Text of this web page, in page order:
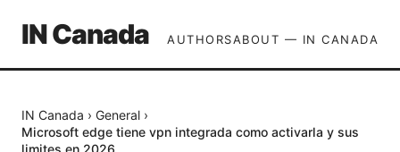
IN Canada AUTHORSABOUT — IN CANADA
IN Canada › General ›
Microsoft edge tiene vpn integrada como activarla y sus
limites en 2026